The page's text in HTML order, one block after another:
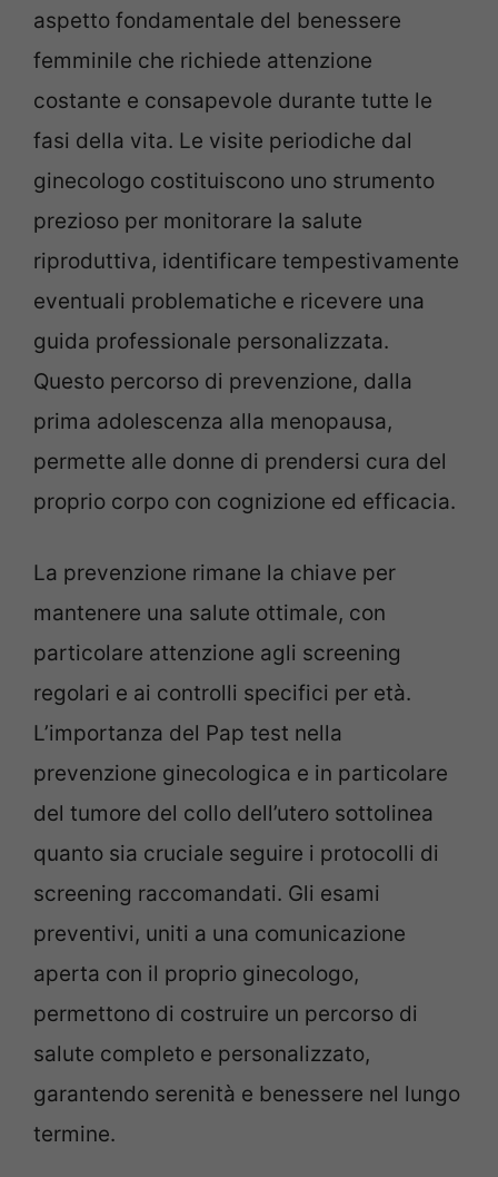
aspetto fondamentale del benessere
femminile che richiede attenzione
costante e consapevole durante tutte le
fasi della vita. Le visite periodiche dal
ginecologo costituiscono uno strumento
prezioso per monitorare la salute
riproduttiva, identificare tempestivamente
eventuali problematiche e ricevere una
guida professionale personalizzata.
Questo percorso di prevenzione, dalla
prima adolescenza alla menopausa,
permette alle donne di prendersi cura del
proprio corpo con cognizione ed efficacia.
La prevenzione rimane la chiave per
mantenere una salute ottimale, con
particolare attenzione agli screening
regolari e ai controlli specifici per età.
L’importanza del Pap test nella
prevenzione ginecologica e in particolare
del tumore del collo dell’utero sottolinea
quanto sia cruciale seguire i protocolli di
screening raccomandati. Gli esami
preventivi, uniti a una comunicazione
aperta con il proprio ginecologo,
permettono di costruire un percorso di
salute completo e personalizzato,
garantendo serenità e benessere nel lungo
termine.